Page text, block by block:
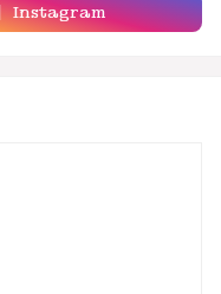
Instagram